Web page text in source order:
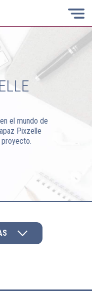
el mundo de
Pixzelle